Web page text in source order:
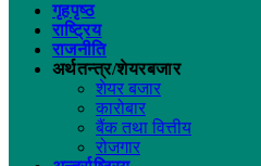
गृहपृष्ठ
राष्ट्रिय
राजनीति
अर्थतन्त्र/शेयरबजार
शेयर बजार
कारोबार
बैंक तथा वित्तीय
रोजगार